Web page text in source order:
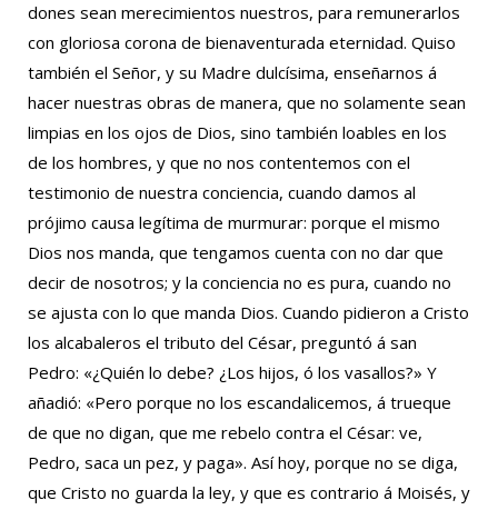
dones sean merecimientos nuestros, para remunerarlos
con gloriosa corona de bienaventurada eternidad. Quiso
también el Señor, y su Madre dulcísima, enseñarnos á
hacer nuestras obras de manera, que no solamente sean
limpias en los ojos de Dios, sino también loables en los
de los hombres, y que no nos contentemos con el
testimonio de nuestra conciencia, cuando damos al
prójimo causa legítima de murmurar: porque el mismo
Dios nos manda, que tengamos cuenta con no dar que
decir de nosotros; y la conciencia no es pura, cuando no
se ajusta con lo que manda Dios. Cuando pidieron a Cristo
los alcabaleros el tributo del César, preguntó á san
Pedro: «¿Quién lo debe? ¿Los hijos, ó los vasallos?» Y
añadió: «Pero porque no los escandalicemos, á trueque
de que no digan, que me rebelo contra el César: ve,
Pedro, saca un pez, y paga». Así hoy, porque no se diga,
que Cristo no guarda la ley, y que es contrario á Moisés, y